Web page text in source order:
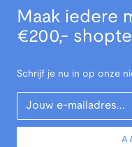
Maak iedere
€200,-
Schrijf je nu in op onze
Your Email